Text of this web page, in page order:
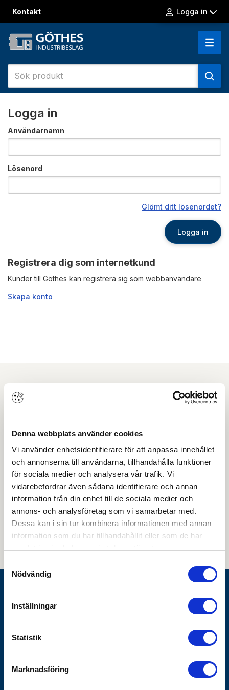
Denna webbplats använder cookies
Vi använder enhetsidentifierare för att anpassa innehållet
och annonserna till användarna, tillhandahålla funktioner
för sociala medier och analysera vår trafik. Vi
vidarebefordrar även sådana identifierare och annan
information från din enhet till de sociala medier och
annons- och analysföretag som vi samarbetar med.
Dessa kan i sin tur kombinera informationen med annan
information som du har tillhandahållit eller som de har
Nödvändig
Inställningar
Statistik
Marknadsföring
Kontakt Logga in
Logga in
Användarnamn
Lösenord
Glömt ditt lösenordet?
Logga in
Registrera dig som internetkund
Kunder till Göthes kan registrera sig som webbanvändare
Skapa konto
Nyhetsbrev
Prenumerera på vårt nyhetsbrev och få tips,
guider och senaste nytt direkt i din inkorg.
nyhetsbrev så accepterar du innehållet i vårintegritetspolicy. Du kan hitta
tidigare nyhetsbrev
Box 1928